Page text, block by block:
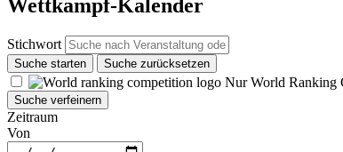
Wettkampf-Kalender
Stichwort
Suche starten Suche zurücksetzen
Nur World Ranking
Suche verfeinern
Zeitraum
Von